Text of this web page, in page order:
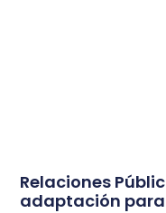
Relaciones
adaptación